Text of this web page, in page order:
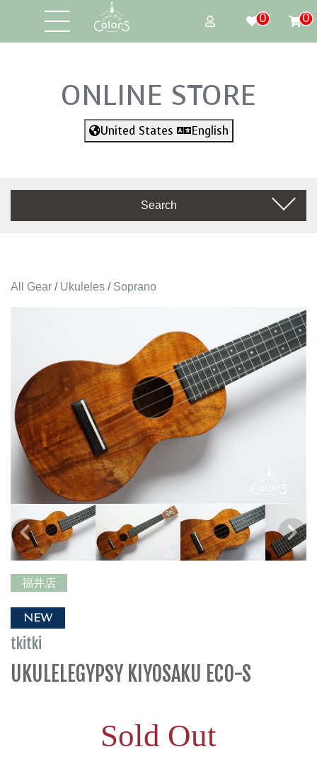
0 0
ONLINE STORE
United States English
Search
All Gear / Ukuleles / Soprano
福井店
NEW
tkitki
UKULELEGYPSY KIYOSAKU ECO-S
Sold Out